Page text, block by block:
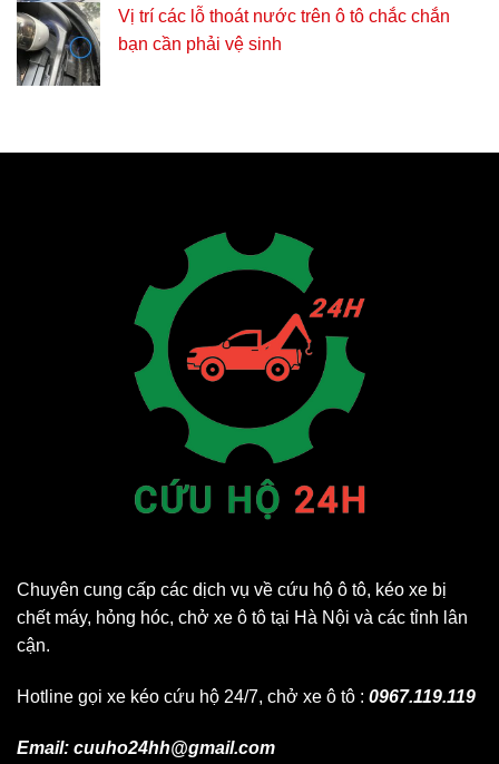
Vị trí các lỗ thoát nước trên ô tô chắc chắn
bạn cần phải vệ sinh
Chuyên cung cấp các dịch vụ về cứu hộ ô tô, kéo xe bị
chết máy, hỏng hóc, chở xe ô tô tại Hà Nội và các tỉnh lân
cận.
Hotline gọi xe kéo cứu hộ 24/7, chở xe ô tô : 0967.119.119
Email: cuuho24hh@gmail.com